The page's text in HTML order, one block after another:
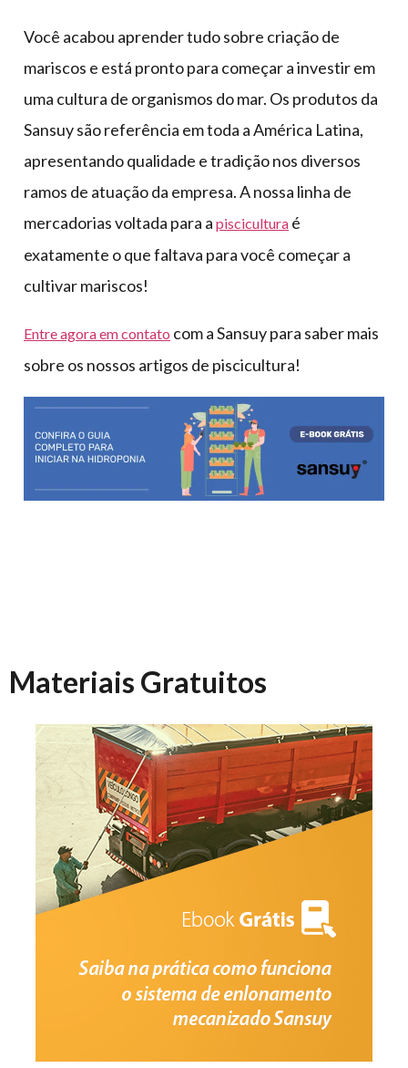
Você acabou aprender tudo sobre criação de
mariscos e está pronto para começar a investir em
uma cultura de organismos do mar. Os produtos da
Sansuy são referência em toda a América Latina,
apresentando qualidade e tradição nos diversos
ramos de atuação da empresa. A nossa linha de
mercadorias voltada para a piscicultura é
exatamente o que faltava para você começar a
cultivar mariscos!
Entre agora em contato com a Sansuy para saber mais
sobre os nossos artigos de piscicultura!
Materiais Gratuitos